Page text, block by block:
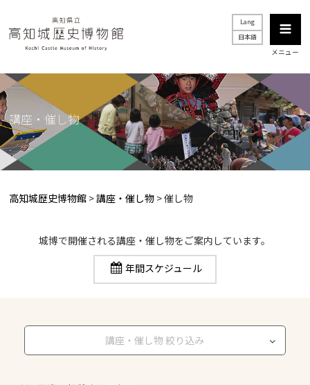
Lang
日本語
メニュー
講座・催し物
高知城歴史博物館 >講座・催し物 >催し物
城博で開催される講座・催し物をご案内しています。
年間スケジュール
講座・催し物 絞り込み